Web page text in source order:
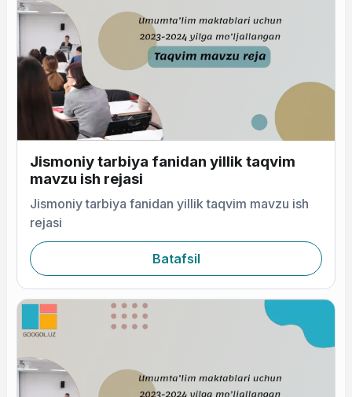
Jismoniy tarbiya fanidan yillik taqvim
mavzu ish rejasi
Jismoniy tarbiya fanidan yillik taqvim mavzu ish
rejasi
Batafsil